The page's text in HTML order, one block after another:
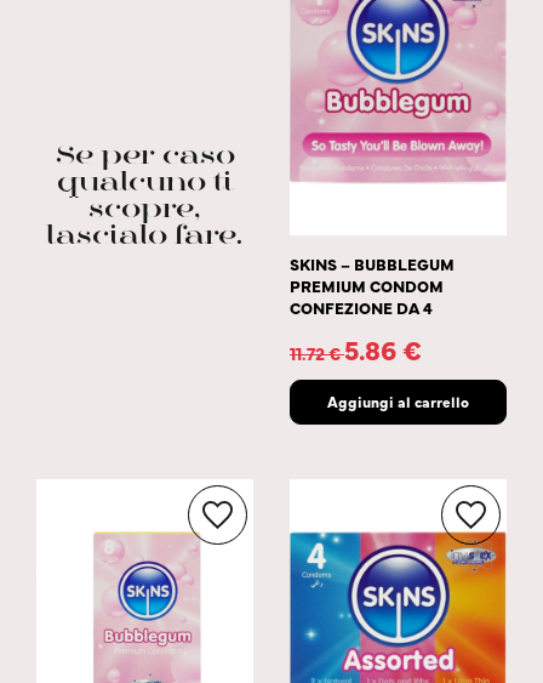
Se per caso
qualcuno ti
scopre,
lascialo fare.
SKINS – BUBBLEGUM
PREMIUM CONDOM
CONFEZIONE DA 4
11.72€5.86€
Aggiungi al carrello